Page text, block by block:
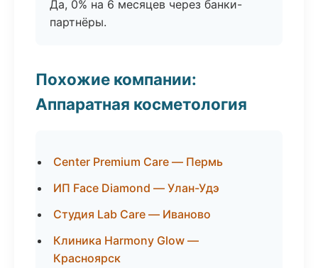
Да, 0% на 6 месяцев через банки-
партнёры.
Похожие компании:
Аппаратная косметология
Center Premium Care — Пермь
ИП Face Diamond — Улан-Удэ
Студия Lab Care — Иваново
Клиника Harmony Glow —
Красноярск